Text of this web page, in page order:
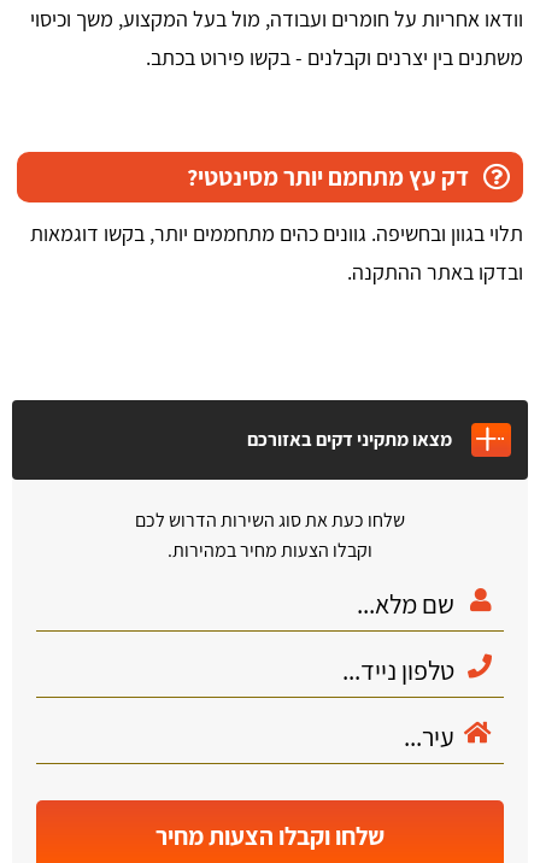
וודאו אחריות על חומרים ועבודה, מול בעל המקצוע, משך וכיסוי
משתנים בין יצרנים וקבלנים - בקשו פירוט בכתב.
דק עץ מתחמם יותר מסינטטי?
תלוי בגוון ובחשיפה. גוונים כהים מתחממים יותר, בקשו דוגמאות
ובדקו באתר ההתקנה.
מצאו מתקיני דקים באזורכם
שלחו כעת את סוג השירות הדרוש לכם
וקבלו הצעות מחיר במהירות.
שלחו וקבלו הצעות מחיר